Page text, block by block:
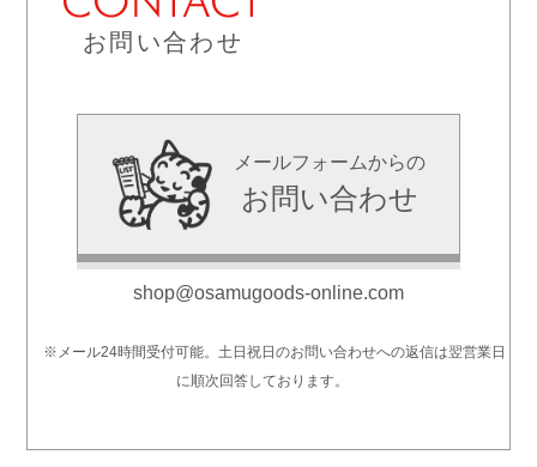
お問い合わせ
メールフォームからの
お問い合わせ
shop@osamugoods-online.com
※メール24時間受付可能。土日祝日のお問い合わせへの返信は翌営業日
に順次回答しております。